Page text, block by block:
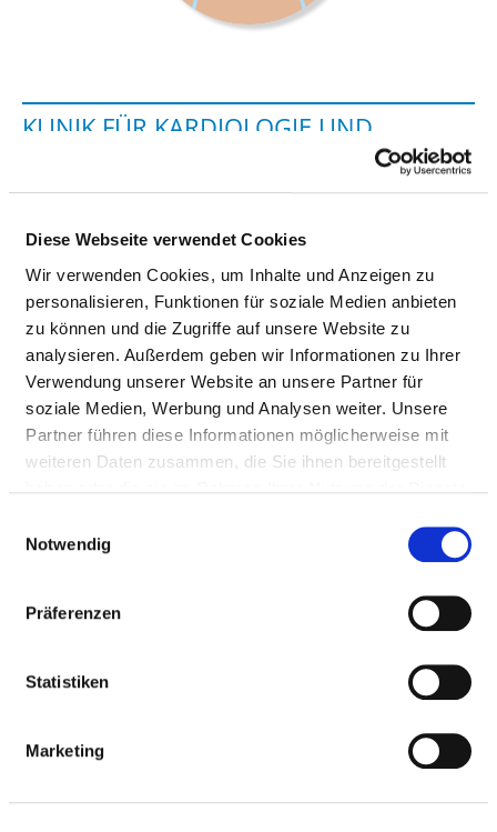
Diese Webseite verwendet Cookies
Wir verwenden Cookies, um Inhalte und Anzeigen zu
personalisieren, Funktionen für soziale Medien anbieten
zu können und die Zugriffe auf unsere Website zu
analysieren. Außerdem geben wir Informationen zu Ihrer
Verwendung unserer Website an unsere Partner für
soziale Medien, Werbung und Analysen weiter. Unsere
Partner führen diese Informationen möglicherweise mit
weiteren Daten zusammen, die Sie ihnen bereitgestellt
Notwendig
Präferenzen
Statistiken
Marketing
KLINIK FÜR KARDIOLOGIE UND
INTERNISTISCHE INTENSIVMEDIZIN
32429 Minden
Tel.:0571-790-3101
Mail:ed.nekinilksierknelheum@nednim-eigoloidrak
Mit Notfallambulanz
Anfahrt
https://www.muehlenkreiskliniken.de/johannes-
wesli...
Ärztliche Leitung
Fachabteilung
Vollstationäre Fallzahl: 4.031